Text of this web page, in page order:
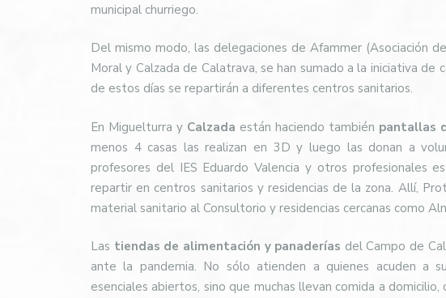
municipal churriego.
Del mismo modo, las delegaciones de Afammer (Asociación
Moral y Calzada de Calatrava, se han sumado a la iniciativa de
de estos días se repartirán a diferentes centros sanitarios.
En Miguelturra y Calzada están haciendo también pantallas
menos 4 casas las realizan en 3D y luego las donan a
profesores del IES Eduardo Valencia y otros profesionales
repartir en centros sanitarios y residencias de la zona. Allí,
material sanitario al Consultorio y residencias cercanas como
Las tiendas de alimentación y panaderías del Campo de
ante la pandemia. No sólo atienden a quienes acuden a
esenciales abiertos, sino que muchas llevan comida a